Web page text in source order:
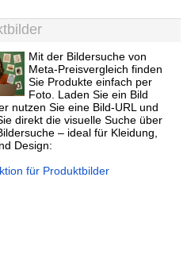
Mit der Bildersuche von
Meta-Preisvergleich finden
Sie Produkte einfach per
Foto. Laden Sie ein Bild
nutzen Sie eine Bild-URL und
direkt die visuelle Suche über
– ideal für Kleidung,
Design:
für Produktbilder